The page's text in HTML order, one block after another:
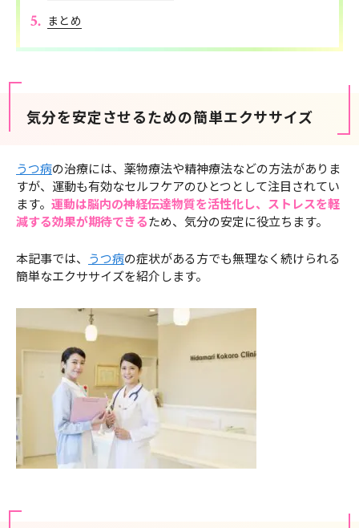
まとめ
気分を安定させるための簡単エクササイズ
うつ病の治療には、薬物療法や精神療法などの方法がありま
すが、運動も有効なセルフケアのひとつとして注目されてい
ます。 運動は脳内の神経伝達物質を活性化し、ストレスを軽
減する効果が期待できるため、気分の安定に役立ちます。
本記事では、 うつ病の症状がある方でも無理なく続けられる
簡単なエクササイズを紹介します。